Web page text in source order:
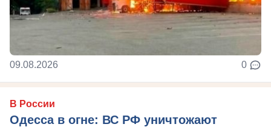
09.08.2026 0
В России
Одесса в огне: ВС РФ уничтожают